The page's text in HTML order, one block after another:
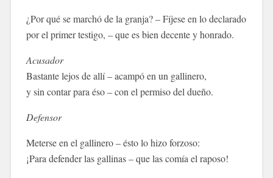
¿Por qué se marchó de la granja? – Fíjese en lo declarado
por el primer testigo, – que es bien decente y honrado.
Acusador
Bastante lejos de allí – acampó en un gallinero,
y sin contar para éso – con el permiso del dueño.
Defensor
Meterse en el gallinero – ésto lo hizo forzoso:
¡Para defender las gallinas – que las comía el raposo!